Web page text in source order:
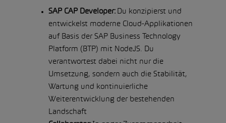
SAP CAP Developer: Du konzipierst und
entwickelst moderne Cloud-Applikationen
auf Basis der SAP Business Technology
Platform (BTP) mit NodeJS. Du
verantwortest dabei nicht nur die
Umsetzung, sondern auch die Stabilität,
Wartung und kontinuierliche
Weiterentwicklung der bestehenden
Landschaft